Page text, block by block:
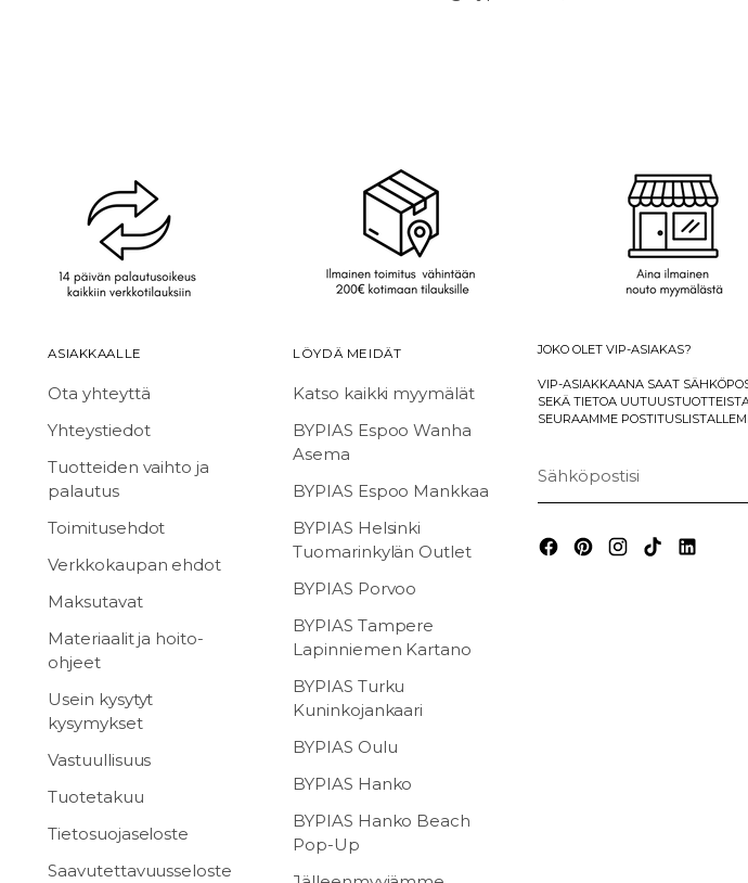
ASIAKKAALLE
Ota yhteyttä
Yhteystiedot
Tuotteiden vaihto ja
palautus
Toimitusehdot
Verkkokaupan ehdot
Maksutavat
Materiaalit ja hoito-
ohjeet
Usein kysytyt
kysymykset
Vastuullisuus
Tuotetakuu
Tietosuojaseloste
Saavutettavuusseloste
LÖYDÄ MEIDÄT
Katso kaikki myymälät
BYPIAS Espoo Wanha
Asema
BYPIAS Espoo Mankkaa
BYPIAS Helsinki
Tuomarinkylän Outlet
BYPIAS Porvoo
BYPIAS Tampere
Lapinniemen Kartano
BYPIAS Turku
Kuninkojankaari
BYPIAS Oulu
BYPIAS Hanko
BYPIAS Hanko Beach
Pop-Up
JOKO OLET VIP-ASIAKAS?
VIP-ASIAKKAANA SAAT
SEKÄ TIETOA
SEURAAMME